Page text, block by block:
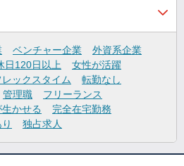
ベンチャー企業
外資系企業
日120日以上
女性が活躍
レックスタイム
転勤なし
管理職
フリーランス
かせる
完全在宅勤務
独占求人